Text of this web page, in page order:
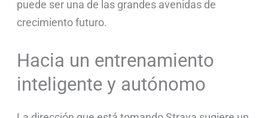
puede ser una de las grandes avenidas de
crecimiento futuro.
Hacia un entrenamiento
inteligente y autónomo